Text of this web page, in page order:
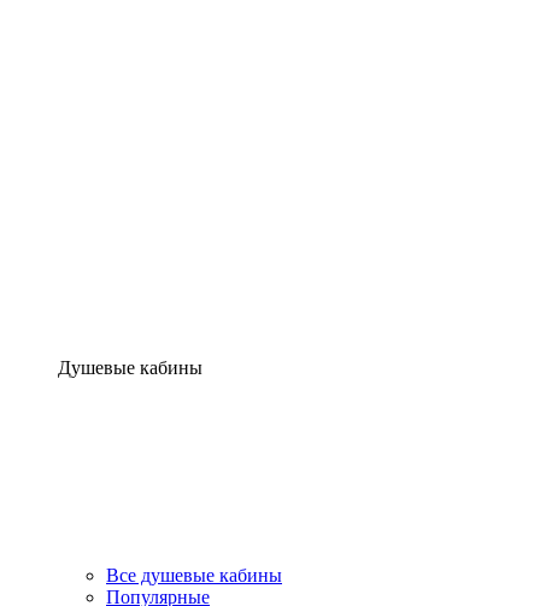
Душевые кабины
Все душевые кабины
Популярные